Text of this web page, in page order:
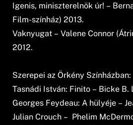
Igenis, miniszterelnök úr! –
Film-színház) 2013.
Vaknyugat – Valene Connor
2012.
Szerepei az Örkény Színházban:
Tasnádi István: Finito – Bicke B.
Georges Feydeau: A hülyéje –
Julian Crouch – Phelim